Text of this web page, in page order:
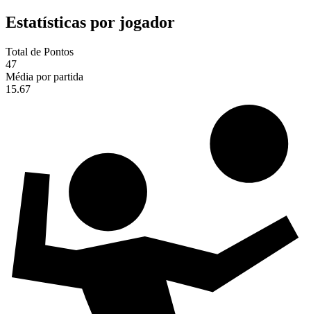
Estatísticas por jogador
Total de Pontos
47
Média por partida
15.67